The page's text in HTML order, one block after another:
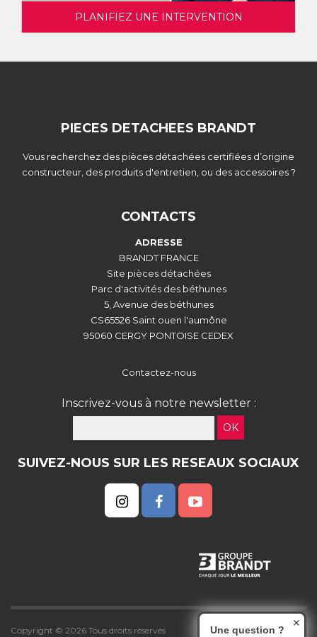
PLANIFIEZ UNE INTERVENTION
PIECES DETACHEES BRANDT
Vous recherchez des pièces détachées certifiées d’origine
constructeur, des produits d'entretien, ou des accessoires ?
CONTACTS
ADRESSE
BRANDT FRANCE
Site pièces détachées
Parc d'activités des béthunes
5, Avenue des béthunes
CS65526 Saint ouen l'aumône
95060 CERGY PONTOISE CEDEX
Contactez-nous
Inscrivez-vous à notre newsletter :
OK
SUIVEZ-NOUS SUR LES RESEAUX SOCIAUX
Copyright © 2026 Tous droits réservés Une question ?
✕